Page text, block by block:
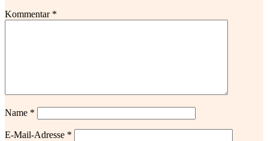
Kommentar *
Name *
E-Mail-Adresse *